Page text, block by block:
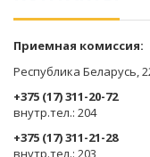
Приемная комиссия:
Республика Беларусь,
+375 (17) 311-20-72
​внутр.тел.: 204
+375 (17) 311-21-28
​внутр.тел.: 203